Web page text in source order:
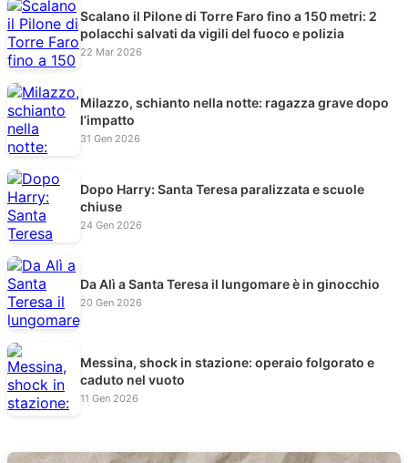
Scalano il Pilone di Torre Faro fino a 150 metri: 2
polacchi salvati da vigili del fuoco e polizia
22 Mar 2026
Milazzo, schianto nella notte: ragazza grave dopo
l’impatto
31 Gen 2026
Dopo Harry: Santa Teresa paralizzata e scuole
chiuse
24 Gen 2026
Da Alì a Santa Teresa il lungomare è in ginocchio
20 Gen 2026
Messina, shock in stazione: operaio folgorato e
caduto nel vuoto
11 Gen 2026